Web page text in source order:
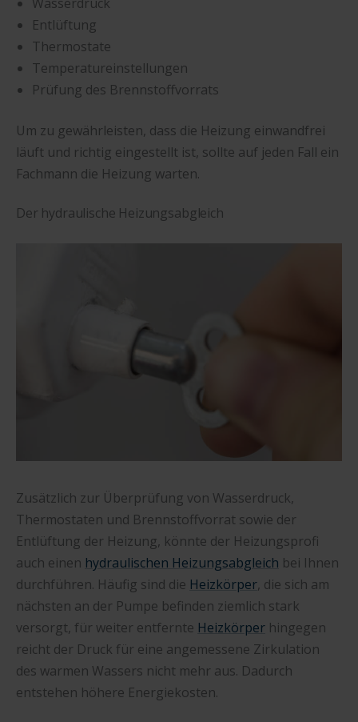
Entlüftung
Thermostate
Temperatureinstellungen
Prüfung des Brennstoffvorrats
Um zu gewährleisten, dass die Heizung einwandfrei
läuft und richtig eingestellt ist, sollte auf jeden Fall ein
Fachmann die Heizung warten.
Der hydraulische Heizungsabgleich
Zusätzlich zur Überprüfung von Wasserdruck,
Thermostaten und Brennstoffvorrat sowie der
Entlüftung der Heizung, könnte der Heizungsprofi
auch einen hydraulischen Heizungsabgleich bei Ihnen
durchführen. Häufig sind die Heizkörper, die sich am
nächsten an der Pumpe befinden ziemlich stark
versorgt, für weiter entfernte Heizkörper hingegen
reicht der Druck für eine angemessene Zirkulation
des warmen Wassers nicht mehr aus. Dadurch
entstehen höhere Energiekosten.